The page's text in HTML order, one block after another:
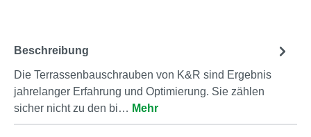
Beschreibung
Die Terrassenbauschrauben von K&R sind Ergebnis
jahrelanger Erfahrung und Optimierung. Sie zählen
sicher nicht zu den bi… Mehr